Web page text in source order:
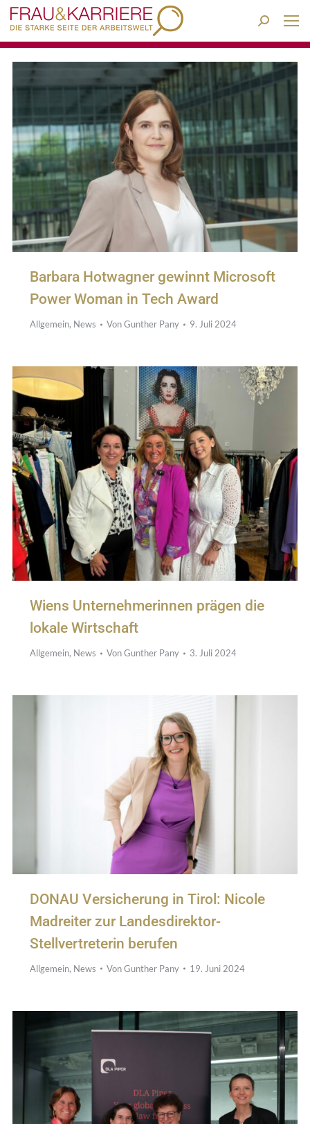
Search:
Barbara Hotwagner gewinnt Microsoft
Power Woman in Tech Award
Allgemein, News VonGunther Pany 9. Juli 2024
Wiens Unternehmerinnen prägen die
lokale Wirtschaft
Allgemein, News VonGunther Pany 3. Juli 2024
DONAU Versicherung in Tirol: Nicole
Madreiter zur Landesdirektor-
Stellvertreterin berufen
Allgemein, News VonGunther Pany 19. Juni 2024